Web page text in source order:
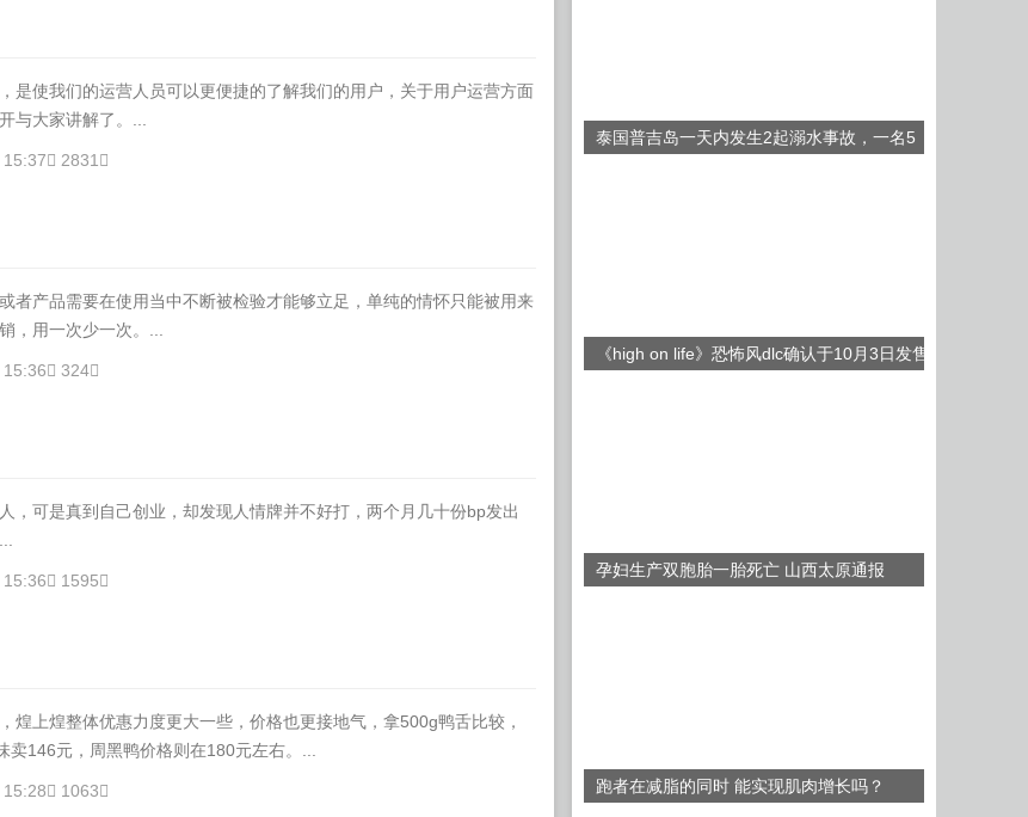
是使我们的运营人员可以更便捷的了解我们的用户，关于用户运营方面
与大家讲解了。...
2831
产品需要在使用当中不断被检验才能够立足，单纯的情怀只能被用来
，用一次少一次。...
324
，可是真到自己创业，却发现人情牌并不好打，两个月几十份bp发出
1595
上煌整体优惠力度更大一些，价格也更接地气，拿500g鸭舌比较，
卖146元，周黑鸭价格则在180元左右。...
1063
泰国普吉岛一天内发生2起溺水事故，一名5
《high on life》恐怖风dlc确认于10月3日发售
孕妇生产双胞胎一胎死亡 山西太原通报
跑者在减脂的同时 能实现肌肉增长吗？